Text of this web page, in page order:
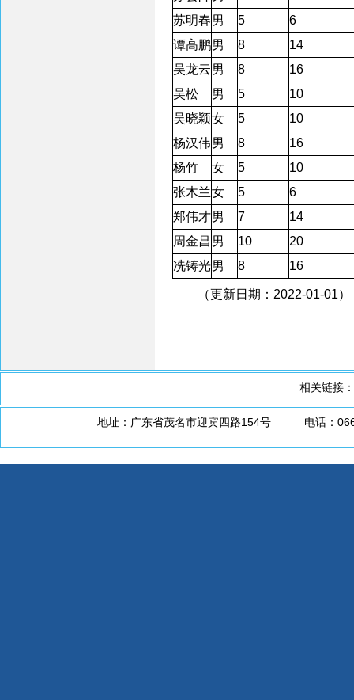
苏明春男 5
6
谭高鹏男 8
14
吴龙云男 8
16
吴松
男 5
10
吴晓颖女 5
10
杨汉伟男 8
16
杨竹
女 5
10
张木兰女 5
6
郑伟才男 7
14
周金昌 男 10
20
冼铸光男 8 16
（更新日期：2022-01-01）
相关链接：
地址：广东省茂名市迎宾四路154号 电话：